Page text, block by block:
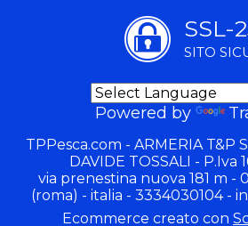
SSL-
SITO
Powered by
TPPesca.com - ARMERIA T&P
DAVIDE TOSSALI - P.Iva
via prenestina nuova 181 m -
(roma) - italia - 3334030104 -
Ecommerce creato con